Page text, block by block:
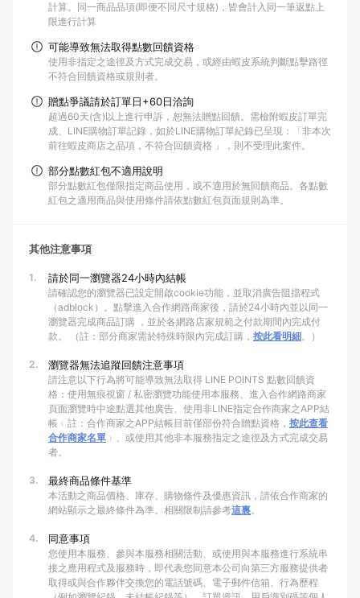
計算。同一商品品項(即便不同尺寸規格)，皆會計入同一筆返點上
限進行計算
可能導致無法取得點數回饋資格
使用非指定之途徑及方式完成交易，或經由蝦皮系統判斷點擊路徑
不符合回饋資格或規則者。
贈點爭議請於訂單日+60日洽詢
超過60天(含)以上進行申訴，恕無法贈點回饋。需檢附蝦皮訂單完
成、LINE購物訂單記錄，如於LINE購物訂單紀錄已呈現：「非本次
前往蝦皮商店之品項，不符合回饋資格 」，則不受理此案件。
部分點數紅包不適用說明
部分點數紅包僅限指定商品使用，或不適用於無回饋商品。各點數
紅包之適用商品與使用條件請依點數紅包頁面規則為準。
其他注意事項
1. 請於同一瀏覽器24小時內結帳
請確認您的瀏覽器已設定開啟cookie功能，並取消廣告阻擋程式
（adblock）。點擊進入合作網路商家後，請於24小時內並以同一
瀏覽器完成商品訂購 ，並於各網路店家規範之付款期間內完成付
款。 （註：部分商家需於特殊時限內完成訂購， 按此看明細。）
2. 瀏覽器無法追蹤回饋注意事項
請注意以下行為將可能導致無法取得 LINE POINTS 點數回饋資
格：使用無痕視窗 / 私密瀏覽功能使用本服務、進入合作網路商家
頁面瀏覽時中途點選其他廣告、使用非LINE指定合作商家之APP結
帳﹙註：合作商家之APP結帳目前僅部份符合贈點資格， 按此查看
合作商家名單 ﹚、或使用其他非本服務指定之途徑及方式完成交易
者。
3. 最終商品條件基準
本活動之商品價格、庫存、購物條件及優惠資訊，請依合作商家的
網站顯示之最終條件為準。相關限制請參考這裏。
4. 同意事項
您使用本服務、參與本服務相關活動、或使用與本服務進行系統串
接之應用程式及服務時，即代表您同意本公司向第三方服務提供者
取得或與合作夥伴交換您的電話號碼、電子郵件信箱、行為歷程